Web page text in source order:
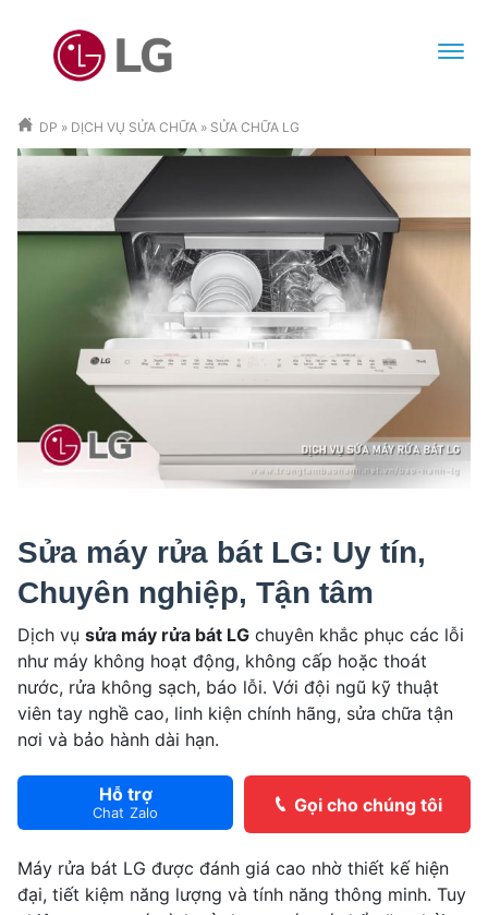
DP » DỊCH VỤ SỬA CHỮA » SỬA CHỮA LG
Sửa máy rửa bát LG: Uy tín,
Chuyên nghiệp, Tận tâm
Dịch vụ sửa máy rửa bát LG chuyên khắc phục các lỗi
như máy không hoạt động, không cấp hoặc thoát
nước, rửa không sạch, báo lỗi. Với đội ngũ kỹ thuật
viên tay nghề cao, linh kiện chính hãng, sửa chữa tận
nơi và bảo hành dài hạn.
Gọi cho chúng tôi
Hỗ trợ
Chat Zalo
Máy rửa bát LG được đánh giá cao nhờ thiết kế hiện
đại, tiết kiệm năng lượng và tính năng thông minh. Tuy